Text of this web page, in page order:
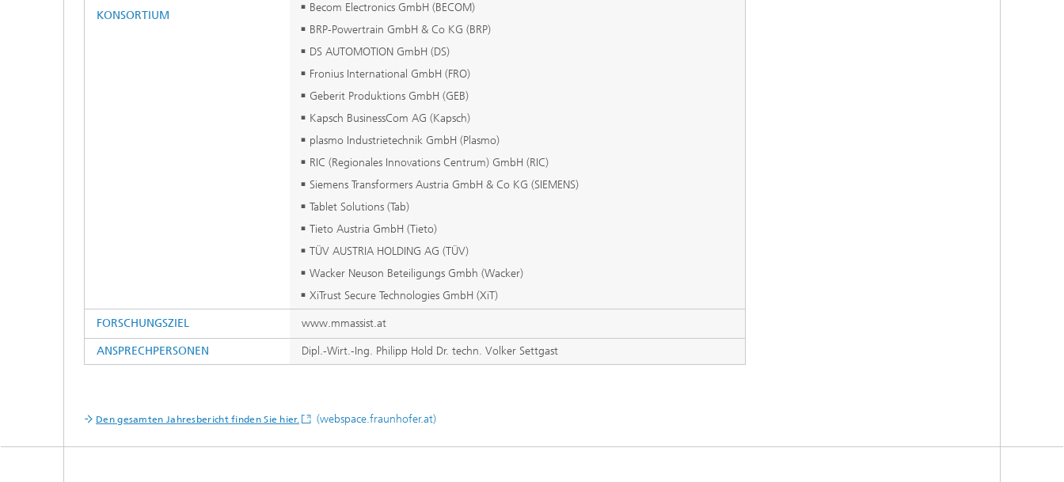
KONSORTIUM
Becom Electronics GmbH (BECOM)
BRP-Powertrain GmbH & Co KG (BRP)
DS AUTOMOTION GmbH (DS)
Fronius International GmbH (FRO)
Geberit Produktions GmbH (GEB)
Kapsch BusinessCom AG (Kapsch)
plasmo Industrietechnik GmbH (Plasmo)
RIC (Regionales Innovations Centrum) GmbH (RIC)
Siemens Transformers Austria GmbH & Co KG (SIEMENS)
Tablet Solutions (Tab)
Tieto Austria GmbH (Tieto)
TÜV AUSTRIA HOLDING AG (TÜV)
Wacker Neuson Beteiligungs Gmbh (Wacker)
XiTrust Secure Technologies GmbH (XiT)
FORSCHUNGSZIEL www.mmassist.at
ANSPRECHPERSONEN Dipl.-Wirt.-Ing. Philipp Hold Dr. techn. Volker Settgast
Den gesamten Jahresbericht finden Sie hier. (webspace.fraunhofer.at)